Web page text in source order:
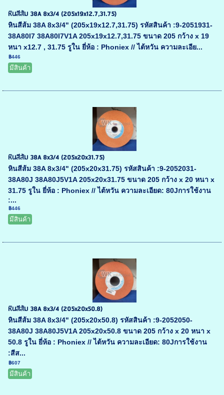
หินสีส้ม 38A 8x3/4 (205x19x12.7,31.75)
หินสีส้ม 38A 8x3/4" (205x19x12.7,31.75) รหัสสินค้า :9-2051931-
38A80I7 38A80I7V1A 205x19x12.7,31.75 ขนาด 205 กว้าง x 19
หนา x12.7 , 31.75 รูใน ยี่ห้อ : Phoniex // ไต้หวัน ความละเอีย...
฿446
มีสินค้า
หินสีส้ม 38A 8x3/4 (205x20x31.75)
หินสีส้ม 38A 8x3/4" (205x20x31.75) รหัสสินค้า :9-2052031-
38A80J 38A80J5V1A 205x20x31.75 ขนาด 205 กว้าง x 20 หนา x
31.75 รูใน ยี่ห้อ : Phoniex // ไต้หวัน ความละเอียด: 80Jการใช้งาน
:...
฿446
มีสินค้า
หินสีส้ม 38A 8x3/4 (205x20x50.8)
หินสีส้ม 38A 8x3/4" (205x20x50.8) รหัสสินค้า :9-2052050-
38A80J 38A80J5V1A 205x20x50.8 ขนาด 205 กว้าง x 20 หนา x
50.8 รูใน ยี่ห้อ : Phoniex // ไต้หวัน ความละเอียด: 80Jการใช้งาน
:สีส...
฿607
มีสินค้า